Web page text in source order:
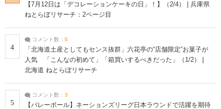
【7月12日は「デコレーションケーキの日」！】（2/4） | 兵庫県
ねとらぼリサーチ：2ページ目
4
コメント数： 5
「北海道土産としてもセンス抜群」六花亭の“店舗限定”お菓子が
人気 「こんなの初めて」「箱買いするべきだった」（1/2） |
北海道 ねとらぼリサーチ
5
コメント数： 3
【バレーボール】ネーションズリーグ日本ラウンドで活躍を期待